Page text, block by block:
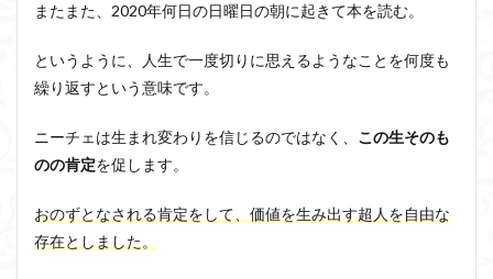
またまた、2020年何日の日曜日の朝に起きて本を読む。
というように、人生で一度切りに思えるようなことを何度も
繰り返すという意味です。
ニーチェは生まれ変わりを信じるのではなく、 この生そのも
のの肯定を促します。
おのずとなされる肯定をして、価値を生み出す超人 を自由な
存在としました。